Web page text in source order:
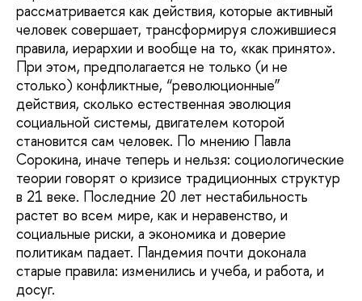
рассматривается как действия, которые активный
человек совершает, трансформируя сложившиеся
правила, иерархии и вообще на то, «как принято».
При этом, предполагается не только (и не
столько) конфликтные, “революционные”
действия, сколько естественная эволюция
социальной системы, двигателем которой
становится сам человек. По мнению Павла
Сорокина, иначе теперь и нельзя: социологические
теории говорят о кризисе традиционных структур
в 21 веке. Последние 20 лет нестабильность
растет во всем мире, как и неравенство, и
социальные риски, а экономика и доверие
политикам падает. Пандемия почти доконала
старые правила: изменились и учеба, и работа, и
досуг.